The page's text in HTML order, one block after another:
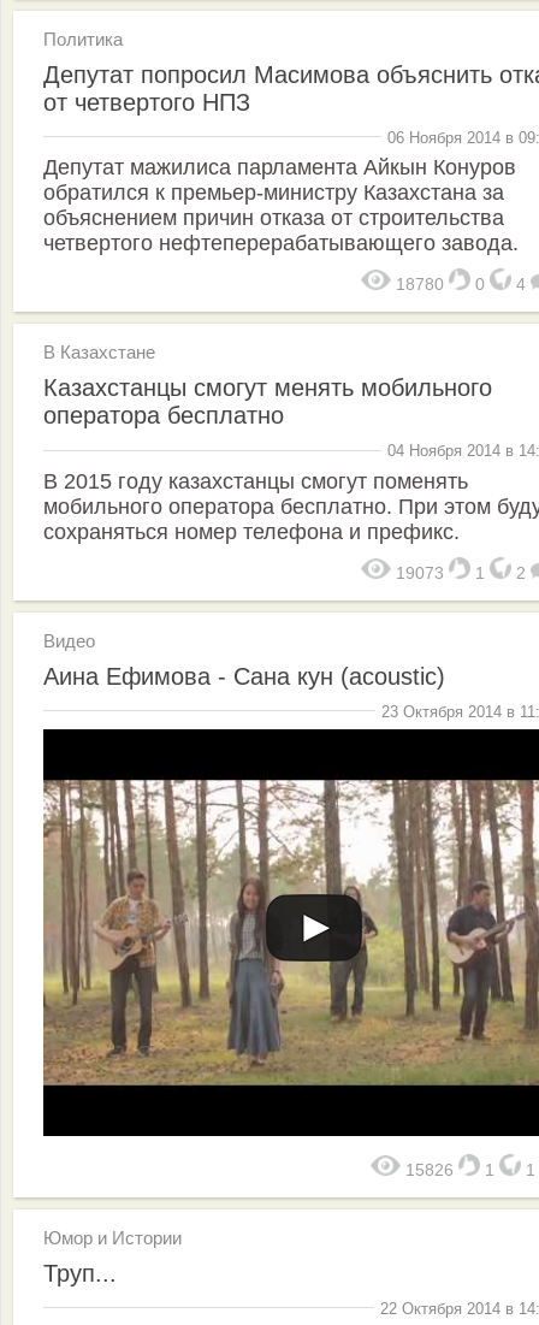
Политика
Депутат попросил Масимова объяснить
от четвертого НПЗ
06 Ноября 2014 в
Депутат мажилиса парламента Айкын Конуров
обратился к премьер-министру Казахстана за
объяснением причин отказа от строительства
четвертого нефтеперерабатывающего завода.
18780 0 4
В Казахстане
Казахстанцы смогут менять мобильного
оператора бесплатно
04 Ноября 2014 в
В 2015 году казахстанцы смогут поменять
мобильного оператора бесплатно. При этом
сохраняться номер телефона и префикс.
19073 1 2
Видео
Аина Ефимова - Сана кун (acoustic)
23 Октября 2014 в
15826 1 1
Юмор и Истории
Труп...
22 Октября 2014 в